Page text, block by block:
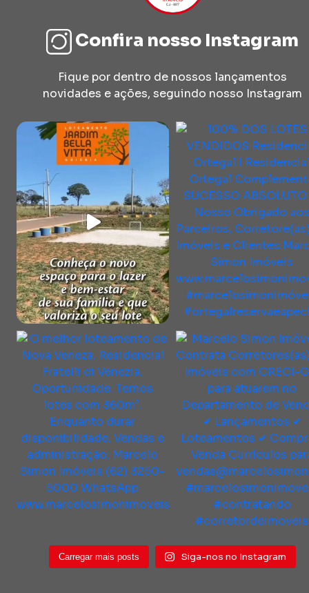
Confira nosso Instagram
Fique por dentro de nossos lançamentos
novidades e ações, seguindo nosso Instagram
Carregar mais posts Siga-nos no Instagram